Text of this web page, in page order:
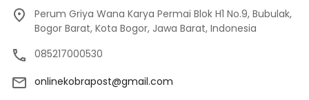
Perum Griya Wana Karya Permai Blok H1 No.9, Bubulak,
Bogor Barat, Kota Bogor, Jawa Barat, Indonesia
085217000530
onlinekobrapost@gmail.com